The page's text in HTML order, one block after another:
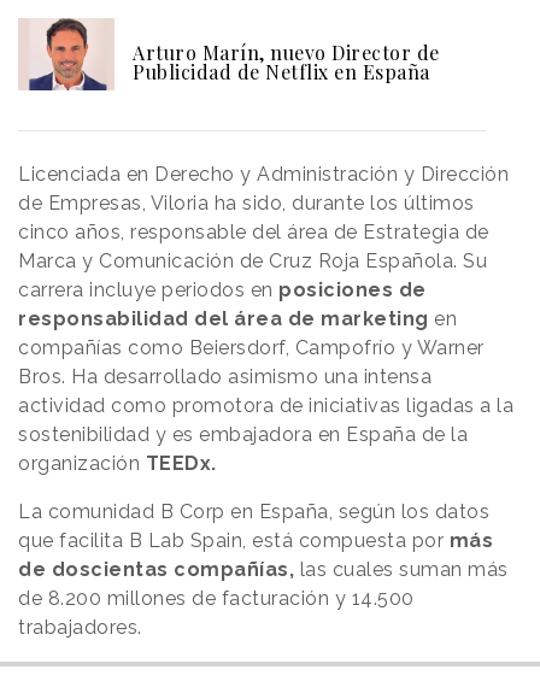
Arturo Marín, nuevo Director de
Publicidad de Netflix en España
Licenciada en Derecho y Administración y Dirección
de Empresas, Viloria ha sido, durante los últimos
cinco años, responsable del área de Estrategia de
Marca y Comunicación de Cruz Roja Española. Su
carrera incluye periodos en posiciones de
responsabilidad del área de marketing en
compañías como Beiersdorf, Campofrío y Warner
Bros. Ha desarrollado asimismo una intensa
actividad como promotora de iniciativas ligadas a la
sostenibilidad y es embajadora en España de la
organización TEEDx.
La comunidad B Corp en España, según los datos
que facilita B Lab Spain, está compuesta por más
de doscientas compañías, las cuales suman más
de 8.200 millones de facturación y 14.500
trabajadores.